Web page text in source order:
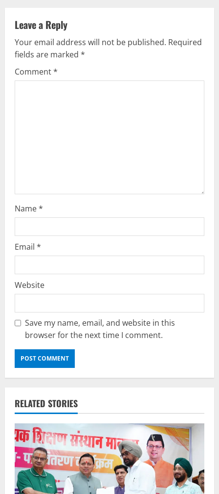
a
v
i
g
Leave a Reply
Your email address will not be published. Required
fields are marked *
Comment*
Name*
Email *
Website
Save my name, email, and website in this
browser for the next time I comment.
RELATED STORIES